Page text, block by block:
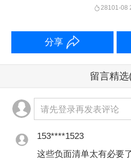
确保规范管理提升年
教育部办公厅关于开
委），各计划单列市
28101-08
分享
留言精选
请先登录再发表评论
153****1523
这些负面清单太有必要